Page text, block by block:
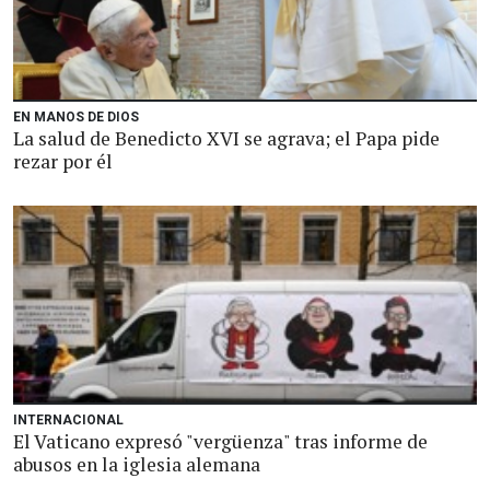
EN MANOS DE DIOS
La salud de Benedicto XVI se agrava; el Papa pide
rezar por él
INTERNACIONAL
El Vaticano expresó "vergüenza" tras informe de
abusos en la iglesia alemana